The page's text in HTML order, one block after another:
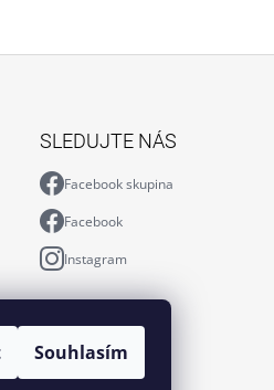
Souhlasím
SLEDUJTE NÁS
Facebook skupina
Facebook
Instagram